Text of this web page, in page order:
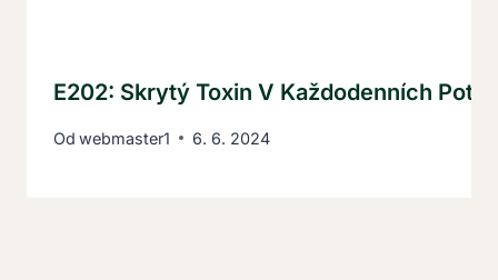
E202: Skrytý Toxin V Každodenních
Od webmaster1 6. 6. 2024